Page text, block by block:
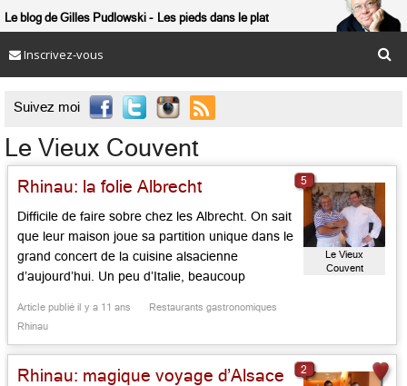
Le blog de Gilles Pudlowski Les pieds dans le plat
Inscrivez-vous
Suivez moi 
Le Vieux Couvent
Rhinau: la folie Albrecht
Difficile de faire sobre chez les Albrecht. On sait
que leur maison joue sa partition unique dans le
grand concert de la cuisine alsacienne
d’aujourd’hui. Un peu d’Italie, beaucoup
comestibles, de salades odorantes, bien sûr
plats d’enfance: voilà leur manière. Dans […]...
Article publié il y a 11 ans
Restaurants gastronomiques
Rhinau
Le Vieux
Couvent
5
Rhinau: magique voyage d’Alsace
2